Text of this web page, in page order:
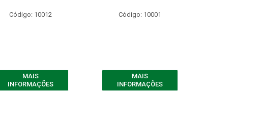
Código: 10012
MAIS
INFORMAÇÕES
Código: 10001
MAIS
INFORMAÇÕES